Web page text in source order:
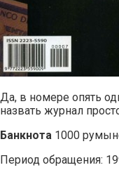
Да, в номере опять
назвать журнал
Банкнота 1000
Период обращения: